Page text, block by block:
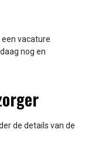
een vacature
nog en
de details van de